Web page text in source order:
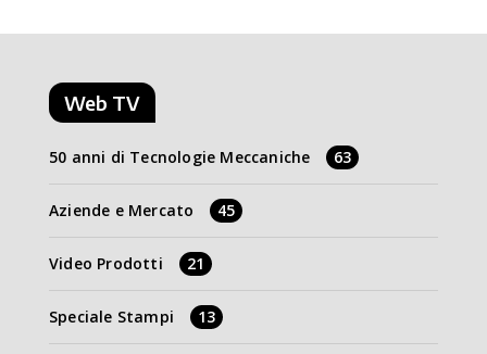
Web TV
50 anni di Tecnologie Meccaniche 63
Aziende e Mercato 45
Video Prodotti 21
Speciale Stampi 13